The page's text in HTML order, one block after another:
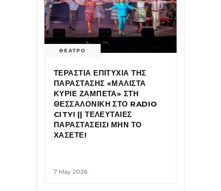
ΘΕΑΤΡΟ
ΤΕΡΑΣΤΙΑ ΕΠΙΤΥΧΙΑ ΤΗΣ
ΠΑΡΑΣΤΑΣΗΣ «ΜΑΛΙΣΤΑ
ΚΥΡΙΕ ΖΑΜΠΕΤΑ» ΣΤΗ
ΘΕΣΣΑΛΟΝΙΚΗ ΣΤΟ RADIO
CITY! || ΤΕΛΕΥΤΑΙΕΣ
ΠΑΡΑΣΤΑΣΕΙΣ! ΜΗΝ ΤΟ
ΧΑΣΕΤΕ!
7 May 2026